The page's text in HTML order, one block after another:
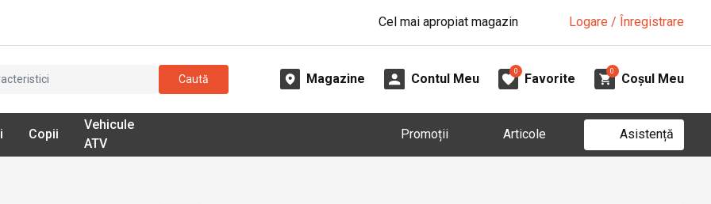
Cel mai apropiat magazin Logare / Înregistrare
Caută Magazine Contul Meu
0
Favorite
0
Coșul Meu
Copii
Vehicule
ATV
Promoții Articole Asistență